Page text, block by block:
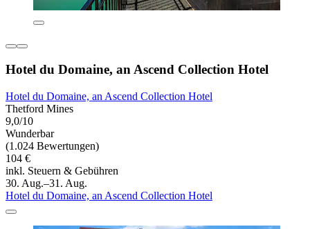
Hotel du Domaine, an Ascend Collection Hotel
Hotel du Domaine, an Ascend Collection Hotel
Thetford Mines
9,0/10
Wunderbar
(1.024 Bewertungen)
104 €
inkl. Steuern & Gebühren
30. Aug.–31. Aug.
Hotel du Domaine, an Ascend Collection Hotel